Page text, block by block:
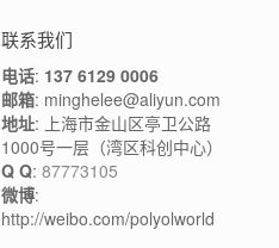
联系我们
电话: 137 6129 0006
邮箱: minghelee@aliyun.com
地址: 上海市金山区亭卫公路
1000号一层（湾区科创中心）
Q Q:87773105
微博:
http://weibo.com/polyolworld